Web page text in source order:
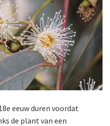
eeuw duren voordat
de plant van een